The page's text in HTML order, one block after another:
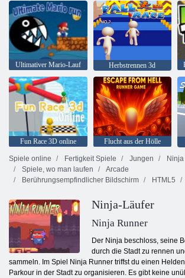
Ultimativer Mario-Lauf Herbstrennen 3d
Fun Race 3D online Flucht aus der Hölle
Spiele online
Fertigkeit Spiele Jungen Ninja
Spiele, wo man laufen
Arcade
Berührungsempfindlicher Bildschirm
HTML5
Ninja-Läufer
Ninja Runner
Der Ninja beschloss, seine
durch die Stadt zu rennen
sammeln. Im Spiel Ninja Runner triffst du einen
Parkour in der Stadt zu organisieren. Es gibt keine